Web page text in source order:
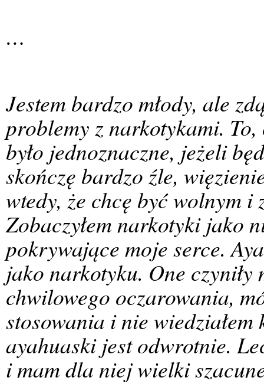
…
Jestem bardzo młody, ale
problemy z narkotykami.
było jednoznaczne, jeżeli
skończę bardzo źle,
wtedy, że chcę być wolnym
Zobaczyłem narkotyki jako
pokrywające moje serce.
jako narkotyku. One czyniły
chwilowego oczarowania,
stosowania i nie
ayahuaski jest odwrotnie.
i mam dla niej wielki